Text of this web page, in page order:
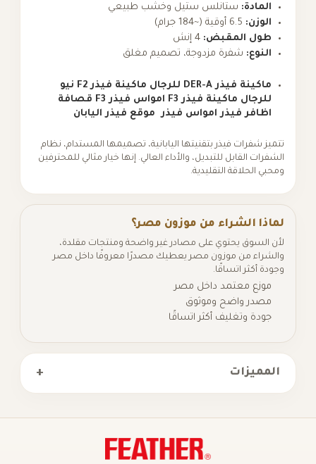
المادة: ستانلس ستيل وخشب طبيعي
الوزن:
طول المقبض: 4 إنش
النوع: شفرة مزدوجة، تصميم مغلق
ماكينة فيذر DER-A للرجال
ماكينة فيذر F2 نيو
للرجال ماكينة فيذر F3 امواس فيذر F3
قصافة
اظافر فيذر امواس فيذر موقع فيذر اليابان
تتميز شفرات فيذر بتقنيتها اليابانية، تصميمها المستدام، نظام
الشفرات القابل للتبديل، والأداء العالي. إنها خيار مثالي للمحترفين
ومحبي الحلاقة التقليدية.
لماذا الشراء من موزون مصر؟
لأن السوق يحتوي على مصادر غير واضحة ومنتجات مقلدة،
والشراء من موزون مصر يعطيك مصدرًا معروفًا داخل مصر
وجودة أكثر اتساقًا.
موزع معتمد داخل مصر
مصدر واضح وموثوق
جودة وتغليف أكثر اتساقًا
المميزات +